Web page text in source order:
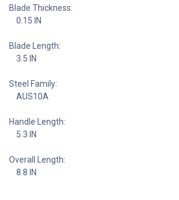
Blade Thickness:
0.15 IN
Blade Length:
3.5 IN
Steel Family:
AUS10A
Handle Length:
5.3 IN
Overall Length:
8.8 IN